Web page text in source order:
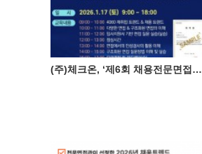
(주)체크온, ‘제6회 채용전문면접관 자격과정’ 성료... 공정 채용의 표준을 제시하다